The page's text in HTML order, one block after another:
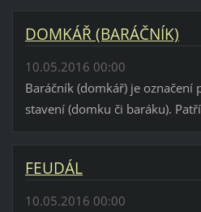
DOMKÁŘ (BARÁČNÍK)
10.05.2016 00:00
Baráčník (domkář) je označení
stavení (domku či baráku).
FEUDÁL
10.05.2016 00:00